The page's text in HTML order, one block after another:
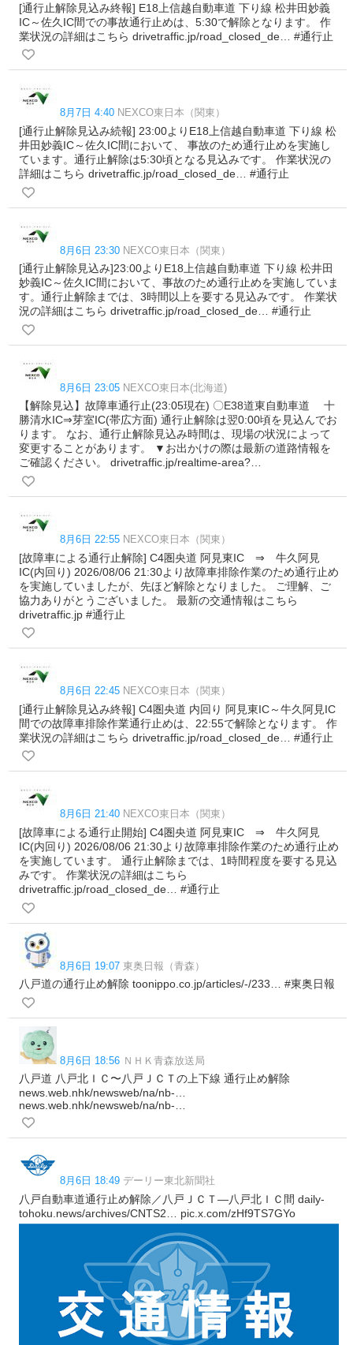
[通行止解除見込み終報] E18上信越自動車道 下り線 松井田妙義
IC～佐久IC間での事故通行止めは、5:30で解除となります。 作
業状況の詳細はこちら drivetraffic.jp/road_closed_de… #通行止
8月7日 4:40 NEXCO東日本（関東）
[通行止解除見込み続報] 23:00よりE18上信越自動車道 下り線 松
井田妙義IC～佐久IC間において、 事故のため通行止めを実施し
ています。通行止解除は5:30頃となる見込みです。 作業状況の
詳細はこちら drivetraffic.jp/road_closed_de… #通行止
8月6日 23:30 NEXCO東日本（関東）
[通行止解除見込み]23:00よりE18上信越自動車道 下り線 松井田
妙義IC～佐久IC間において、事故のため通行止めを実施していま
す。通行止解除までは、3時間以上を要する見込みです。 作業状
況の詳細はこちら drivetraffic.jp/road_closed_de… #通行止
8月6日 23:05 NEXCO東日本(北海道)
【解除見込】故障車通行止(23:05現在) 〇E38道東自動車道 十
勝清水IC⇒芽室IC(帯広方面) 通行止解除は翌0:00頃を見込んでお
ります。 なお、通行止解除見込み時間は、現場の状況によって
変更することがあります。 ▼お出かけの際は最新の道路情報を
ご確認ください。 drivetraffic.jp/realtime-area?…
8月6日 22:55 NEXCO東日本（関東）
[故障車による通行止解除] C4圏央道 阿見東IC ⇒ 牛久阿見
IC(内回り) 2026/08/06 21:30より故障車排除作業のため通行止め
を実施していましたが、先ほど解除となりました。 ご理解、ご
協力ありがとうございました。 最新の交通情報はこちら
drivetraffic.jp #通行止
8月6日 22:45 NEXCO東日本（関東）
[通行止解除見込み終報] C4圏央道 内回り 阿見東IC～牛久阿見IC
間での故障車排除作業通行止めは、22:55で解除となります。 作
業状況の詳細はこちら drivetraffic.jp/road_closed_de… #通行止
8月6日 21:40 NEXCO東日本（関東）
[故障車による通行止開始] C4圏央道 阿見東IC ⇒ 牛久阿見
IC(内回り) 2026/08/06 21:30より故障車排除作業のため通行止め
を実施しています。 通行止解除までは、1時間程度を要する見込
みです。 作業状況の詳細はこちら
drivetraffic.jp/road_closed_de… #通行止
8月6日 19:07 東奥日報（青森）
八戸道の通行止め解除 toonippo.co.jp/articles/-/233… #東奥日報
8月6日 18:56 ＮＨＫ青森放送局
八戸道 八戸北ＩＣ〜八戸ＪＣＴの上下線 通行止め解除
news.web.nhk/newsweb/na/nb-…
news.web.nhk/newsweb/na/nb-…
8月6日 18:49 デーリー東北新聞社
八戸自動車道通行止め解除／八戸ＪＣＴ―八戸北ＩＣ間 daily-
tohoku.news/archives/CNTS2… pic.x.com/zHf9TS7GYo